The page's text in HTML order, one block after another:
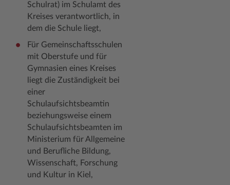
Schulrat) im Schulamt des
Kreises verantwortlich, in
dem die Schule liegt,
Für Gemeinschaftsschulen
mit Oberstufe und für
Gymnasien eines Kreises
liegt die Zuständigkeit bei
einer
Schulaufsichtsbeamtin
beziehungsweise einem
Schulaufsichtsbeamten im
Ministerium für Allgemeine
und Berufliche Bildung,
Wissenschaft, Forschung
und Kultur in Kiel,